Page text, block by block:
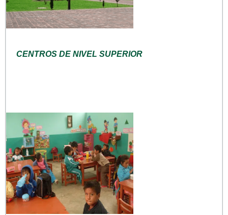
CENTROS DE NIVEL SUPERIOR